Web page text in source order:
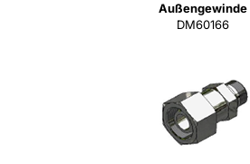
Außengewinde
DM60166